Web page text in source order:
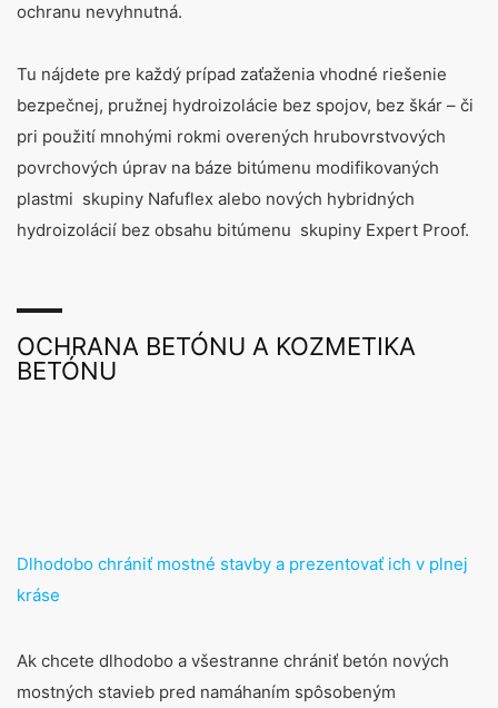
ochranu nevyhnutná.
Tu nájdete pre každý prípad zaťaženia vhodné riešenie
bezpečnej, pružnej hydroizolácie bez spojov, bez škár – či
pri použití mnohými rokmi overených hrubovrstvových
povrchových úprav na báze bitúmenu modifikovaných
plastmi skupiny Nafuflex alebo nových hybridných
hydroizolácií bez obsahu bitúmenu skupiny Expert Proof.
OCHRANA BETÓNU A KOZMETIKA
BETÓNU
Dlhodobo chrániť mostné stavby a prezentovať ich v plnej
kráse
Ak chcete dlhodobo a všestranne chrániť betón nových
mostných stavieb pred namáhaním spôsobeným